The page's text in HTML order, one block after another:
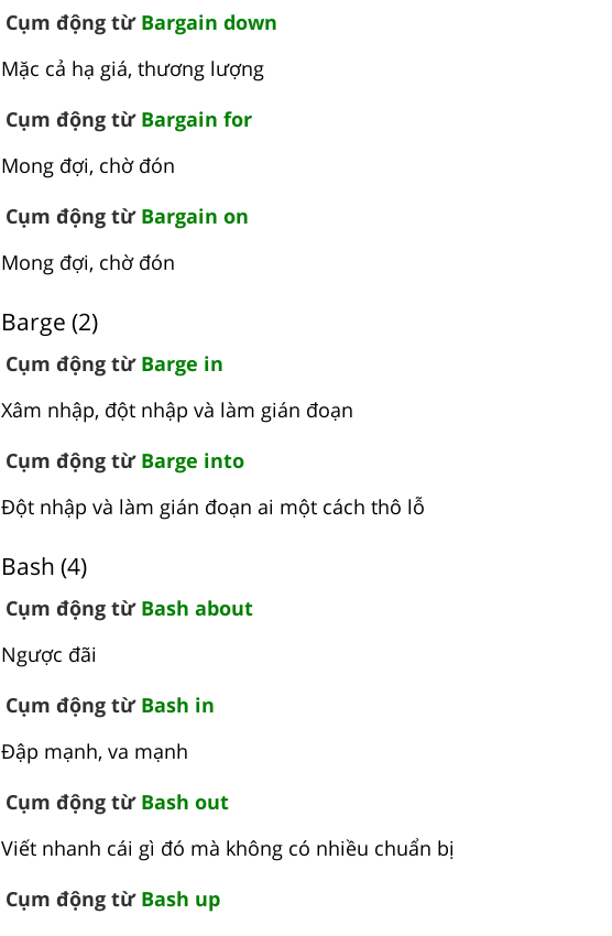
Cụm động từ Bargain down
Mặc cả hạ giá, thương lượng
Cụm động từ Bargain for
Mong đợi, chờ đón
Cụm động từ Bargain on
Mong đợi, chờ đón
Barge (2)
Cụm động từ Barge in
Xâm nhập, đột nhập và làm gián đoạn
Cụm động từ Barge into
Đột nhập và làm gián đoạn ai một cách thô lỗ
Bash (4)
Cụm động từ Bash about
Ngược đãi
Cụm động từ Bash in
Đập mạnh, va mạnh
Cụm động từ Bash out
Viết nhanh cái gì đó mà không có nhiều chuẩn bị
Cụm động từ Bash up